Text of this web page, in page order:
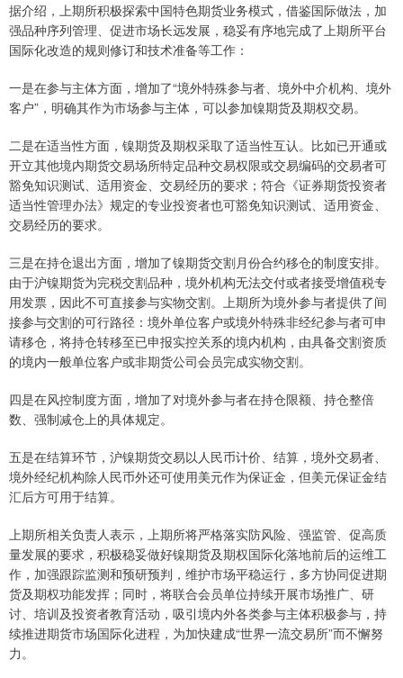
据介绍，上期所积极探索中国特色期货业务模式，借鉴国际做法，加
强品种序列管理、促进市场长远发展，稳妥有序地完成了上期所平台
国际化改造的规则修订和技术准备等工作：
一是在参与主体方面，增加了“境外特殊参与者、境外中介机构、境外
客户”，明确其作为市场参与主体，可以参加镍期货及期权交易。
二是在适当性方面，镍期货及期权采取了适当性互认。比如已开通或
开立其他境内期货交易场所特定品种交易权限或交易编码的交易者可
豁免知识测试、适用资金、交易经历的要求；符合《证券期货投资者
适当性管理办法》规定的专业投资者也可豁免知识测试、适用资金、
交易经历的要求。
三是在持仓退出方面，增加了镍期货交割月份合约移仓的制度安排。
由于沪镍期货为完税交割品种，境外机构无法交付或者接受增值税专
用发票，因此不可直接参与实物交割。上期所为境外参与者提供了间
接参与交割的可行路径：境外单位客户或境外特殊非经纪参与者可申
请移仓，将持仓转移至已申报实控关系的境内机构，由具备交割资质
的境内一般单位客户或非期货公司会员完成实物交割。
四是在风控制度方面，增加了对境外参与者在持仓限额、持仓整倍
数、强制减仓上的具体规定。
五是在结算环节，沪镍期货交易以人民币计价、结算，境外交易者、
境外经纪机构除人民币外还可使用美元作为保证金，但美元保证金结
汇后方可用于结算。
上期所相关负责人表示，上期所将严格落实防风险、强监管、促高质
量发展的要求，积极稳妥做好镍期货及期权国际化落地前后的运维工
作，加强跟踪监测和预研预判，维护市场平稳运行，多方协同促进期
货及期权功能发挥；同时，将联合会员单位持续开展市场推广、研
讨、培训及投资者教育活动，吸引境内外各类参与主体积极参与，持
续推进期货市场国际化进程，为加快建成“世界一流交易所”而不懈努
力。